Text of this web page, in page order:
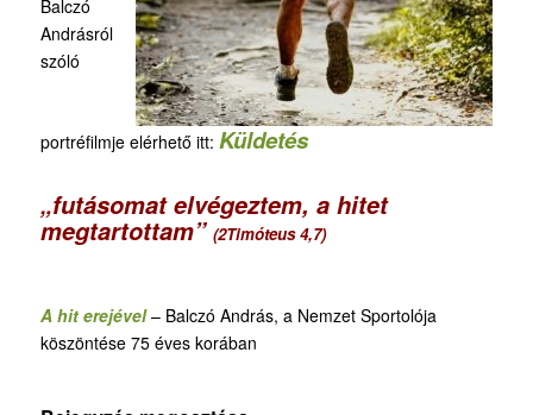
Balczó
Andrásról
szóló
portréfilmje elérhető itt: Küldetés
„futásomat elvégeztem, a hitet
megtartottam” (2Timóteus 4,7)
A hit erejével– Balczó András, a Nemzet Sportolója
köszöntése 75 éves korában